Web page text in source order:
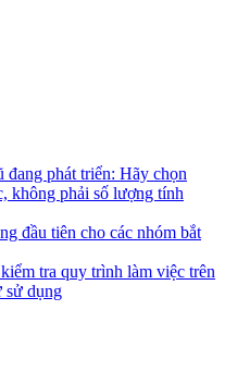
đang phát triển: Hãy chọn
không phải số lượng tính
đầu tiên cho các nhóm bắt
tra quy trình làm việc trên
sử dụng